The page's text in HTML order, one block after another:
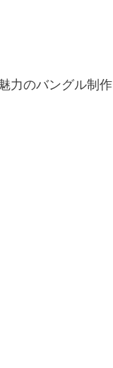
力のバングル制作